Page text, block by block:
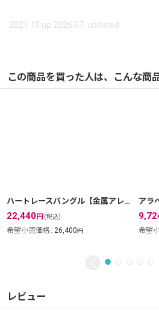
2021.10 up 2026.07. updated
この商品を買った人は、こんな商
ハートレースバングル【金属アレルギーの方に配慮したニッケルフリー加工】
22,440円 (税込)
希望小売価格 : 26,400円 希望
レビュー